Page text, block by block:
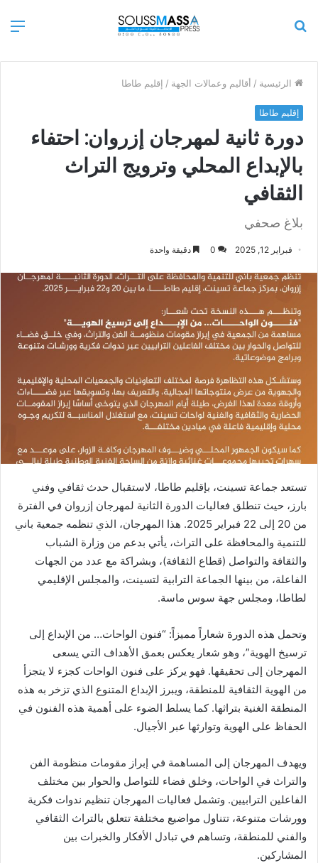
الرئيسية / أقاليم وعمالات الجهة / إقليم طاطا
إقليم طاطا
دورة ثانية لمهرجان إزروان: احتفاء
بالإبداع المحلي وترويج التراث
الثقافي
بلاغ صحفي
فبراير 12, 2025 0 دقيقة واحدة
تستعد جماعة تسينت، بإقليم طاطا، لاستقبال حدث ثقافي وفني
بارز، حيث تنطلق فعاليات الدورة الثانية لمهرجان إزروان في الفترة
من 20 إلى 22 فبراير 2025. هذا المهرجان، الذي تنظمه جمعية باني
للتنمية والمحافظة على التراث، يأتي بدعم من وزارة الشباب
والثقافة والتواصل (قطاع الثقافة)، وبشراكة مع عدد من الجهات
الفاعلة، من بينها الجماعة الترابية لتسينت، والمجلس الإقليمي
لطاطا، ومجلس جهة سوس ماسة.
وتحمل هذه الدورة شعاراً مميزاً: “فنون الواحات… من الإبداع إلى
ترسيخ الهوية”، وهو شعار يعكس بعمق الأهداف التي يسعى
المهرجان إلى تحقيقها. فهو يركز على فنون الواحات كجزء لا يتجزأ
من الهوية الثقافية للمنطقة، ويبرز الإبداع المتنوع الذي تزخر به هذه
المنطقة الغنية بتراثها. كما يسلط الضوء على أهمية هذه الفنون في
الحفاظ على الهوية وتوارثها عبر الأجيال.
ويهدف المهرجان إلى المساهمة في إبراز مقومات منظومة الفن
والتراث في الواحات، وخلق فضاء للتواصل والحوار بين مختلف
الفاعلين الترابيين. وتشمل فعاليات المهرجان تنظيم ندوات فكرية
وورشات متنوعة، تتناول مواضيع مختلفة تتعلق بالتراث الثقافي
والفني للمنطقة، وتساهم في تبادل الأفكار والخبرات بين
المشاركين.